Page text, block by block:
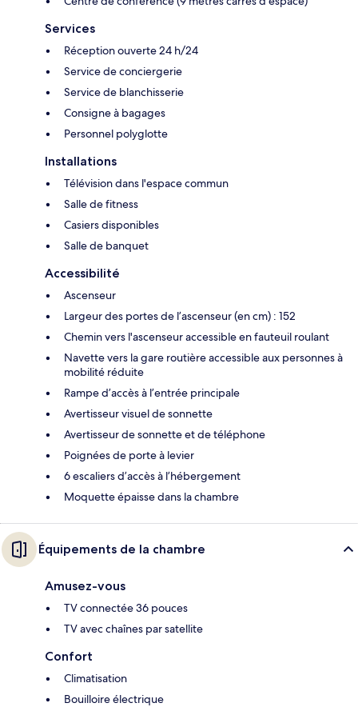
Services
Réception ouverte 24 h/24
Service de conciergerie
Service de blanchisserie
Consigne à bagages
Personnel polyglotte
Installations
Télévision dans l'espace commun
Salle de fitness
Casiers disponibles
Salle de banquet
Accessibilité
Ascenseur
Largeur des portes de l’ascenseur (en cm) : 152
Chemin vers l'ascenseur accessible en fauteuil roulant
Navette vers la gare routière accessible aux personnes à
mobilité réduite
Rampe d’accès à l’entrée principale
Avertisseur visuel de sonnette
Avertisseur de sonnette et de téléphone
Poignées de porte à levier
6 escaliers d’accès à l’hébergement
Moquette épaisse dans la chambre
Équipements de la chambre
Amusez-vous
TV connectée 36 pouces
TV avec chaînes par satellite
Confort
Climatisation
Bouilloire électrique